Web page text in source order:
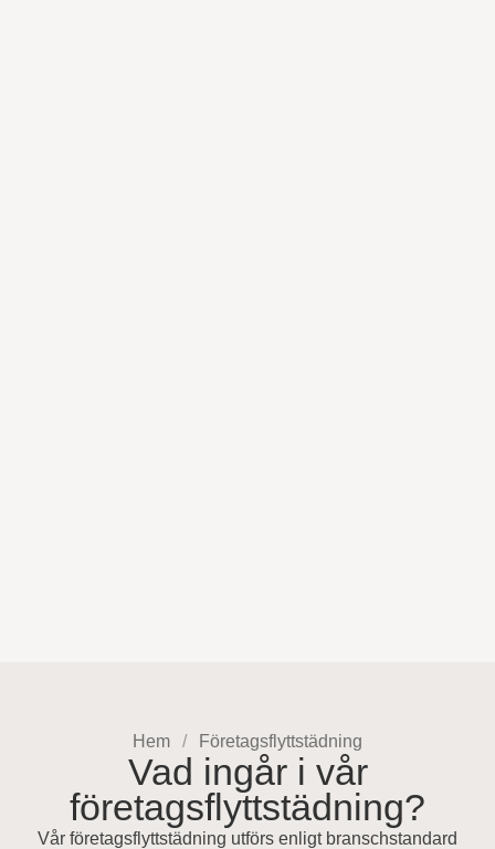
Hem Företagsflyttstädning
Vad ingår i vår
företagsflyttstädning?
Vår företagsflyttstädning utförs enligt branschstandard